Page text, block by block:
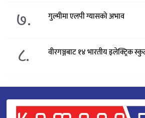
७. गुल्मीमा एलपी ग्यासको अभाव
८. वीरगञ्जबाट १४ भारतीय इलेक्ट्रिक